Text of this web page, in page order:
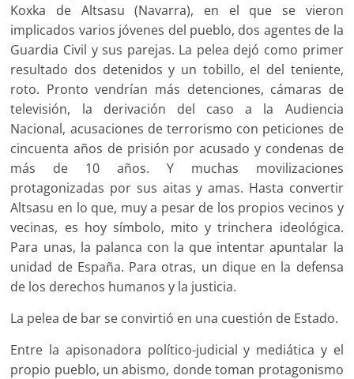
Koxka de Altsasu (Navarra), en el que se vieron
implicados varios jóvenes del pueblo, dos agentes de la
Guardia Civil y sus parejas. La pelea dejó como primer
resultado dos detenidos y un tobillo, el del teniente,
roto. Pronto vendrían más detenciones, cámaras de
televisión, la derivación del caso a la Audiencia
Nacional, acusaciones de terrorismo con peticiones de
cincuenta años de prisión por acusado y condenas de
más de 10 años. Y muchas movilizaciones
protagonizadas por sus aitas y amas. Hasta convertir
Altsasu en lo que, muy a pesar de los propios vecinos y
vecinas, es hoy símbolo, mito y trinchera ideológica.
Para unas, la palanca con la que intentar apuntalar la
unidad de España. Para otras, un dique en la defensa
de los derechos humanos y la justicia.
La pelea de bar se convirtió en una cuestión de Estado.
Entre la apisonadora político-judicial y mediática y el
propio pueblo, un abismo, donde toman protagonismo